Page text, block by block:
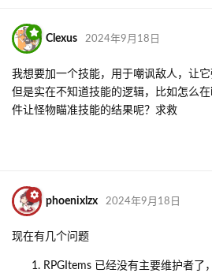
Clexus 2024年9月18日
我想要加一个技能，用于嘲讽敌人，让
但是实在不知道技能的逻辑，比如怎么
件让怪物瞄准技能的结果呢？求救
phoenixlzx 2024年9月18日
现在有几个问题
RPGItems 已经没有主要维护者了，